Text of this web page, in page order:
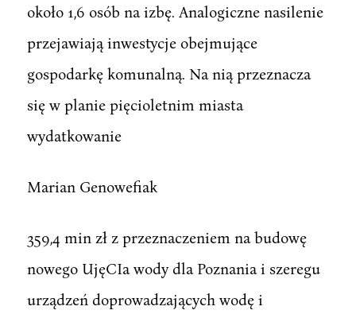
około 1,6 osób na izbę. Analogiczne nasilenie
przejawiają inwestycje obejmujące
gospodarkę komunalną. Na nią przeznacza
się w planie pięcioletnim miasta
wydatkowanie
Marian Genowefiak
359,4 min zł z przeznaczeniem na budowę
nowego UjęCIa wody dla Poznania i szeregu
urządzeń doprowadzających wodę i